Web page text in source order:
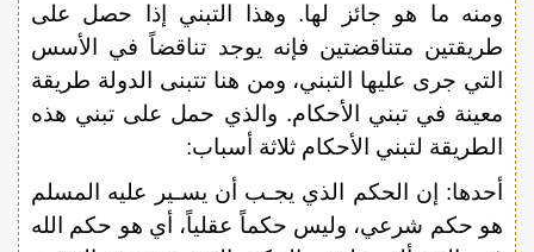
ومنه ما هو جائز لها. وهذا التبني إذا حصل على
طريقتين متناقضتين فإنه يوجد تناقضاً في الأسس
التي جرى عليها التبني، ومن هنا تتبنى الدولة طريقة
معينة في تبني الأحكام. والذي حمل على تبني هذه
الطريقة لتبني الأحكام ثلاثة أسباب:
أحدها: إن الحكم الذي يجـب أن يسـير عليه المسلم
هو حكم شرعي، وليس حكماً عقلياً، أي هو حكم الله